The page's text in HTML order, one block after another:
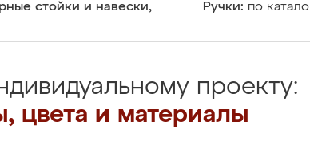
стойки и навески,
Ручки: по
проекту:
цвета и материалы